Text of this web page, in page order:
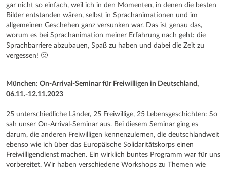
gar nicht so einfach, weil ich in den Momenten, in denen die besten
Bilder entstanden wären, selbst in Sprachanimationen und im
allgemeinen Geschehen ganz versunken war. Das ist genau das,
worum es bei Sprachanimation meiner Erfahrung nach geht: die
Sprachbarriere abzubauen, Spaß zu haben und dabei die Zeit zu
vergessen! 🙂
München: On-Arrival-Seminar für Freiwilligen in Deutschland,
06.11.-12.11.2023
25 unterschiedliche Länder, 25 Freiwillige, 25 Lebensgeschichten: So
sah unser On-Arrival-Seminar aus. Bei diesem Seminar ging es
darum, die anderen Freiwilligen kennenzulernen, die deutschlandweit
ebenso wie ich über das Europäische Solidaritätskorps einen
Freiwilligendienst machen. Ein wirklich buntes Programm war für uns
vorbereitet. Wir haben verschiedene Workshops zu Themen wie